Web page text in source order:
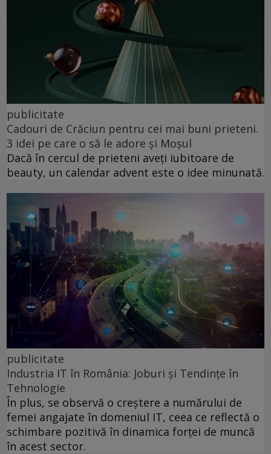
publicitate
Cadouri de Crăciun pentru cei mai buni prieteni.
3 idei pe care o să le adore și Moșul
Dacă în cercul de prieteni aveți iubitoare de
beauty, un calendar advent este o idee minunată.
publicitate
Industria IT în România: Joburi și Tendințe în
Tehnologie
În plus, se observă o creștere a numărului de
femei angajate în domeniul IT, ceea ce reflectă o
schimbare pozitivă în dinamica forței de muncă
în acest sector.